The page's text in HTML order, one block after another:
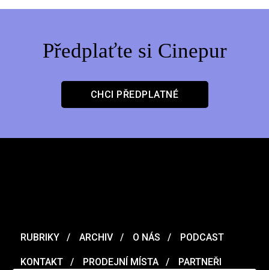
Předplaťte si Cinepur
CHCI PŘEDPLATNÉ
RUBRIKY ARCHIV O NÁS PODCAST
KONTAKT PRODEJNÍ MÍSTA PARTNEŘI